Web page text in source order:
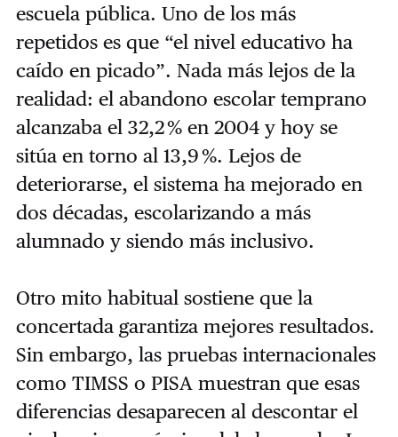
escuela pública. Uno de los más
repetidos es que “el nivel educativo ha
caído en picado”. Nada más lejos de la
realidad: el abandono escolar temprano
alcanzaba el 32,2 % en 2004 y hoy se
sitúa en torno al 13,9 %. Lejos de
deteriorarse, el sistema ha mejorado en
dos décadas, escolarizando a más
alumnado y siendo más inclusivo.
Otro mito habitual sostiene que la
concertada garantiza mejores resultados.
Sin embargo, las pruebas internacionales
como TIMSS o PISA muestran que esas
diferencias desaparecen al descontar el